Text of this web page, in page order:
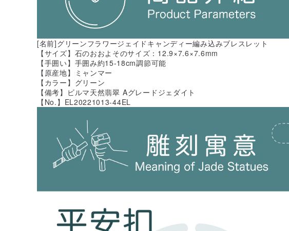
[名前]グリーンフラワージェイドキャンディー編み込みブレスレット
【サイズ】石のおおよそのサイズ：12.9×7.6×7.6mm
【手囲い】手囲み約15-18cm調節可能
【原産地】ミャンマー
【カラー】グリーン
【備考】ビルマ天然翡翠 Aグレードジェダイト
【No.】EL20221013-44EL